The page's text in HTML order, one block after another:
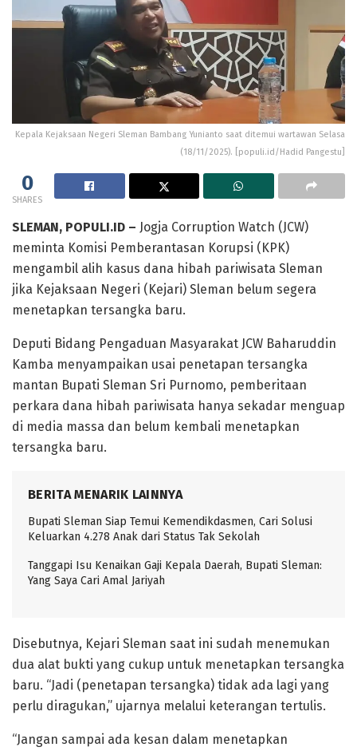
Kepala Kejaksaan Negeri Sleman Bambang Yunianto saat ditemui wartawan Selasa
(18/11/2025). [populi.id/Hadid Pangestu]
0
SHARES
SLEMAN, POPULI.ID – Jogja Corruption Watch (JCW)
meminta Komisi Pemberantasan Korupsi (KPK)
mengambil alih kasus dana hibah pariwisata Sleman
jika Kejaksaan Negeri (Kejari) Sleman belum segera
menetapkan tersangka baru.
Deputi Bidang Pengaduan Masyarakat JCW Baharuddin
Kamba menyampaikan usai penetapan tersangka
mantan Bupati Sleman Sri Purnomo, pemberitaan
perkara dana hibah pariwisata hanya sekadar menguap
di media massa dan belum kembali menetapkan
tersangka baru.
BERITA MENARIK LAINNYA
Bupati Sleman Siap Temui Kemendikdasmen, Cari Solusi
Keluarkan 4.278 Anak dari Status Tak Sekolah
Tanggapi Isu Kenaikan Gaji Kepala Daerah, Bupati Sleman:
Yang Saya Cari Amal Jariyah
Disebutnya, Kejari Sleman saat ini sudah menemukan
dua alat bukti yang cukup untuk menetapkan tersangka
baru. “Jadi (penetapan tersangka) tidak ada lagi yang
perlu diragukan,” ujarnya melalui keterangan tertulis.
“Jangan sampai ada kesan dalam menetapkan